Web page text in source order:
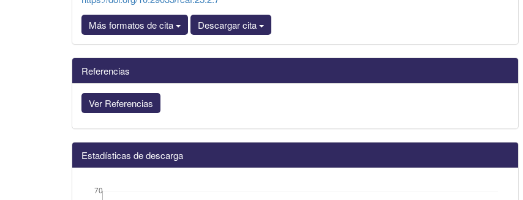
Más formatos de cita
Descargar cita
Referencias
Ver Referencias
Estadísticas de descarga